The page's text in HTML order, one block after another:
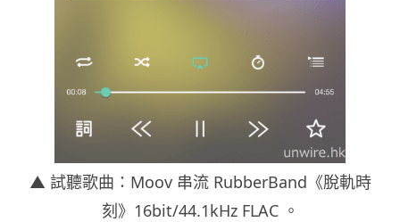
▲ 試聽歌曲：Moov 串流 RubberBand《脫軌時
刻》16bit/44.1kHz FLAC 。